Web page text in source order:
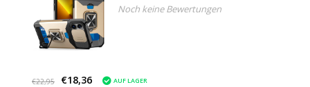
Kameraschieber - Griffbuchse
Noch keine Bewertungen
€22,95 €18,36 AUF LAGER